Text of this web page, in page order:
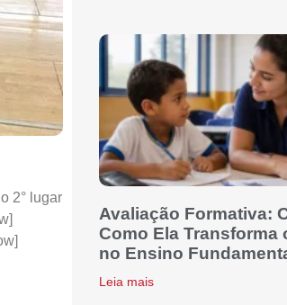
2° lugar
Avaliação Formativa:
Como Ela Transforma
no Ensino
Leia mais